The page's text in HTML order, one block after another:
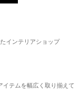
インテリアショップ
イテムを幅広く取り揃えて